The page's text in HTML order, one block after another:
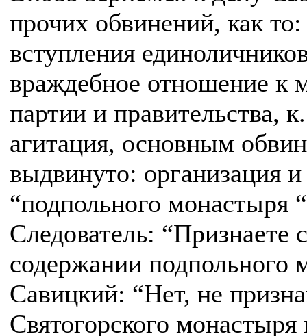
прочих обвинений, как
вступления
враждебное отношение к
партии и правительства,
агитация, основным
выдвинуто: организация
“подпольного монастыря
Следователь: “Признаете
содержании подпольного
Савицкий: “Нет, не
Святогорского